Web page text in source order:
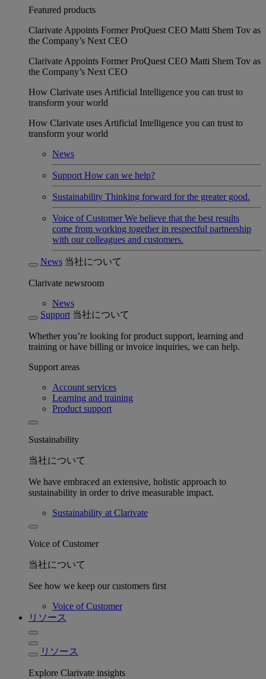
Featured products
Clarivate Appoints Former ProQuest CEO Matti Shem Tov as
the Company’s Next CEO
Clarivate Appoints Former ProQuest CEO Matti Shem Tov as
the Company’s Next CEO
How Clarivate uses Artificial Intelligence you can trust to
transform your world
How Clarivate uses Artificial Intelligence you can trust to
transform your world
News
Support How can we help?
Sustainability Thinking forward for the greater good.
Voice of Customer We believe that the best results
come from working together in respectful partnership
with our colleagues and customers.
News 当社について
Clarivate newsroom
News
Support 当社について
Whether you’re looking for product support, learning and
training or have billing or invoice inquiries, we can help.
Support areas
Account services
Learning and training
Product support
Sustainability
当社について
We have embraced an extensive, holistic approach to
sustainability in order to drive measurable impact.
Sustainability at Clarivate
Voice of Customer
当社について
See how we keep our customers first
Voice of Customer
リソース
リソース
Explore Clarivate insights